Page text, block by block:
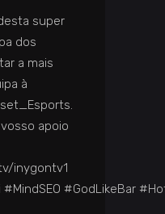
super
dos
a mais
à
apoio
inygontv1
#MindSEO #GodLikeBar